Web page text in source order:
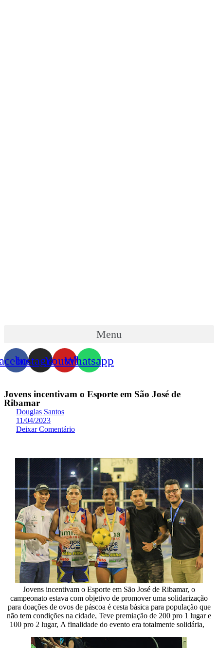
Menu
InstagramYoutubeWhatsapp
Jovens incentivam o Esporte em São José de
Ribamar
Douglas Santos
11/04/2023
Deixar Comentário
Jovens incentivam o Esporte em São José de Ribamar, o
campeonato estava com objetivo de promover uma solidarização
para doações de ovos de páscoa é cesta básica para população que
não tem condições na cidade, Teve premiação de 200 pro 1 lugar e
100 pro 2 lugar, A finalidade do evento era totalmente solidária,